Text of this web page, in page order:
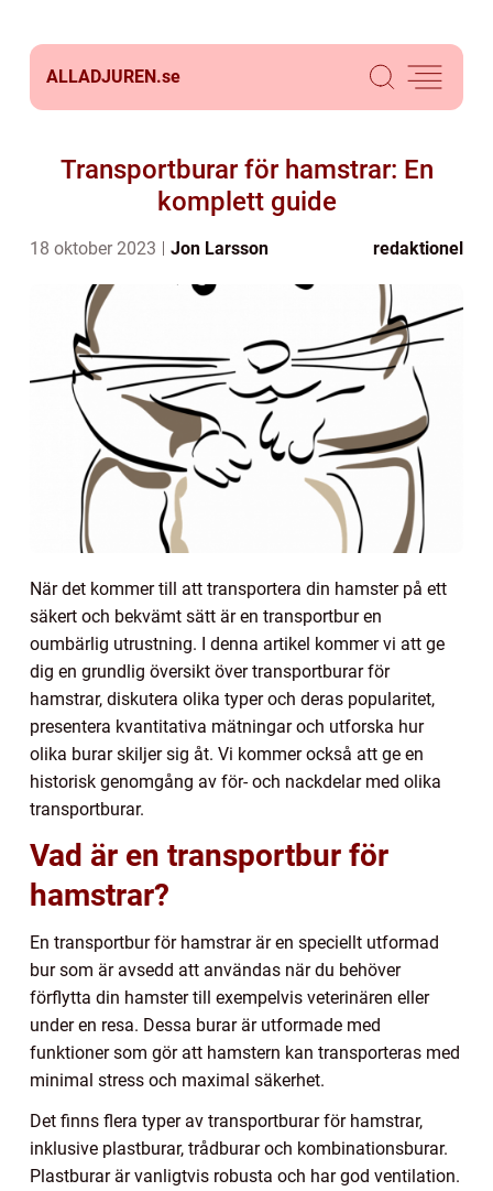
ALLADJUREN.se
Transportburar för hamstrar: En
komplett guide
18 oktober 2023 Jon Larsson redaktionel
När det kommer till att transportera din hamster på ett
säkert och bekvämt sätt är en transportbur en
oumbärlig utrustning. I denna artikel kommer vi att ge
dig en grundlig översikt över transportburar för
hamstrar, diskutera olika typer och deras popularitet,
presentera kvantitativa mätningar och utforska hur
olika burar skiljer sig åt. Vi kommer också att ge en
historisk genomgång av för- och nackdelar med olika
transportburar.
Vad är en transportbur för
hamstrar?
En transportbur för hamstrar är en speciellt utformad
bur som är avsedd att användas när du behöver
förflytta din hamster till exempelvis veterinären eller
under en resa. Dessa burar är utformade med
funktioner som gör att hamstern kan transporteras med
minimal stress och maximal säkerhet.
Det finns flera typer av transportburar för hamstrar,
inklusive plastburar, trådburar och kombinationsburar.
Plastburar är vanligtvis robusta och har god ventilation.